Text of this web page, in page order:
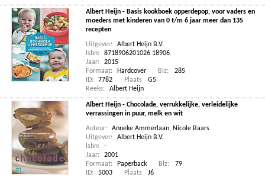
Albert Heijn - Basis kookboek opperdepop, voor vaders en
moeders met kinderen van 0 t/m 6 jaar meer dan 135
recepten
Uitgever:
Albert Heijn B.V.
Isbn:
8718906201026 18906
Jaar:
2015
Formaat:
Hardcover Blz:
285
ID:
7782 Plaats
G5
Reeks:
Albert Heijn
Albert Heijn - Chocolade, verrukkelijke, verleidelijke
verrassingen in puur, melk en wit
Auteur: Anneke Ammerlaan, Nicole Baars
Uitgever:
Albert Heijn B.V.
Isbn:
-
Jaar:
2001
Formaat:
Paperback Blz:
79
ID:
5003 Plaats J6